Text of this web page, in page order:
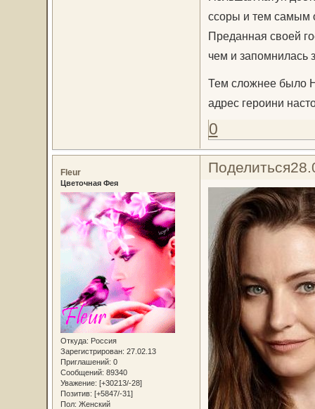
ссоры и тем самым
Преданная своей
чем и запомнилась
Тем сложнее было
адрес героини
0
Поделиться
Fleur
Цветочная Фея
Откуда: Россия
Зарегистрирован: 27.02.13
Приглашений: 0
Сообщений: 89340
Уважение: [+30213/-28]
Позитив: [+5847/-31]
Пол: Женский